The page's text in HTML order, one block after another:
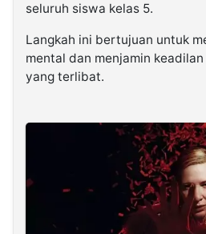
seluruh siswa kelas 5.
Langkah ini bertujuan untuk
mental dan menjamin
yang terlibat.